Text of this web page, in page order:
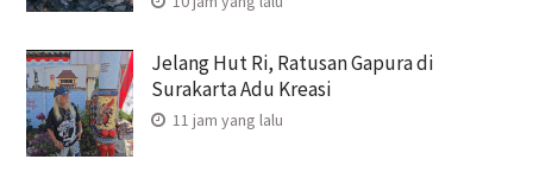
Jelang Hut Ri, Ratusan Gapura di
Surakarta Adu Kreasi
11 jam yang lalu